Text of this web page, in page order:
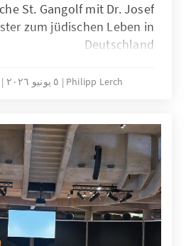
St. Gangolf mit Dr. Josef
zum jüdischen Leben in
Deutschland
Philipp Lerch ٥ يونيو ٢٠٢٦